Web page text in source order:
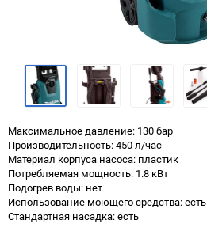
Максимальное давление: 130 бар
Производительность: 450 л/час
Материал корпуса насоса: пластик
Потребляемая мощность: 1.8 кВт
Подогрев воды: нет
Использование моющего средства: есть
Стандартная насадка: есть